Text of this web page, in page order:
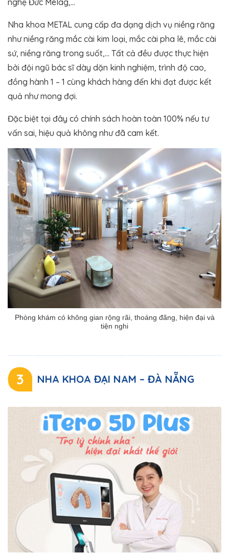
Nha khoa METAL cung cấp đa dạng dịch vụ niềng răng
như niềng răng mắc cài kim loại, mắc cài pha lê, mắc cài
sứ, niềng răng trong suốt,… Tất cả đều được thực hiện
bởi đội ngũ bác sĩ dày dặn kinh nghiệm, trình độ cao,
đồng hành 1 – 1 cùng khách hàng đến khi đạt được kết
quả như mong đợi.
Đặc biệt tại đây có chính sách hoàn toàn 100% nếu tư
vấn sai, hiệu quả không như đã cam kết.
Phòng khám có không gian rộng rãi, thoáng đãng, hiện đại và
tiện nghi
3 NHA KHOA ĐẠI NAM – ĐÀ NẴNG